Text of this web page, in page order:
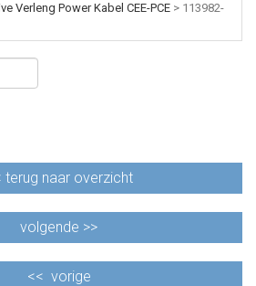
Verleng Power Kabel CEE-PCE > 113982-
terug naar overzicht
volgende >>
<< vorige